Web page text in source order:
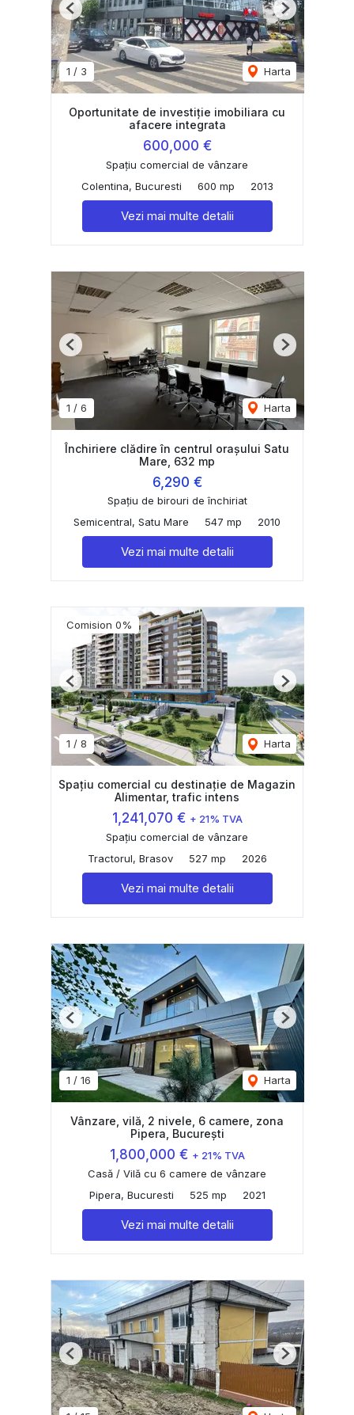
1 / 3 Harta
Previous Next
Oportunitate de investiție imobiliara cu
afacere integrata
600,000 €
Spațiu comercial de vânzare
Colentina, Bucuresti
600 mp 2013
Vezi mai multe detalii
1 / 6 Harta
Previous Next
Închiriere clădire în centrul orașului Satu
Mare, 632 mp
6,290 €
Spațiu de birouri de închiriat
Semicentral, Satu Mare
547 mp 2010
Vezi mai multe detalii
Comision 0%
1 / 8 Harta
Previous Next
Spațiu comercial cu destinație de Magazin
Alimentar, trafic intens
1,241,070 € + 21% TVA
Spațiu comercial de vânzare
Tractorul, Brasov
527 mp 2026
Vezi mai multe detalii
1 / 16 Harta
Previous Next
Vânzare, vilă, 2 nivele, 6 camere, zona
Pipera, București
1,800,000 € + 21% TVA
Casă / Vilă cu 6 camere de vânzare
Pipera, Bucuresti
525 mp 2021
Vezi mai multe detalii
Previous Next